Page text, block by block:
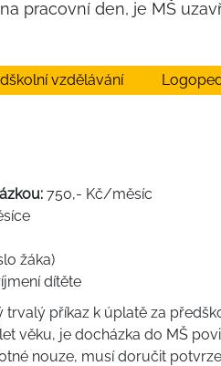
pracovní den, je MŠ
vzdělávání
750,- Kč/měsíc
žáka)
dítěte
příkaz k úplatě za
věku, je docházka do MŠ
nouze, musí doručit